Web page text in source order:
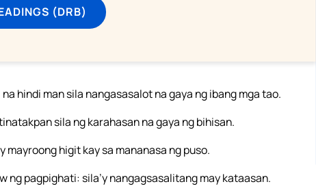
(DRB)
hindi man sila nangasasalot na gaya ng ibang mga tao.
sila ng karahasan na gaya ng bihisan.
mayroong higit kay sa mananasa ng puso.
ng pagpighati: sila’y nangagsasalitang may kataasan.